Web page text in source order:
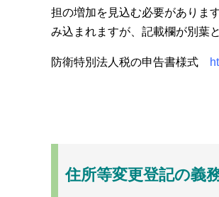
担の増加を見込む必要がありま
み込まれますが、記載欄が別葉
防衛特別法人税の申告書様式
住所等変更登記の義